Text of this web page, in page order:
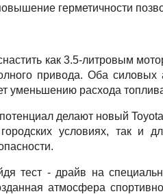
герметичности
как 3.5-литровым
привода. Оба силовых
уменьшению расхода
делают новый
условиях, так и
тест - драйв на
атмосфера